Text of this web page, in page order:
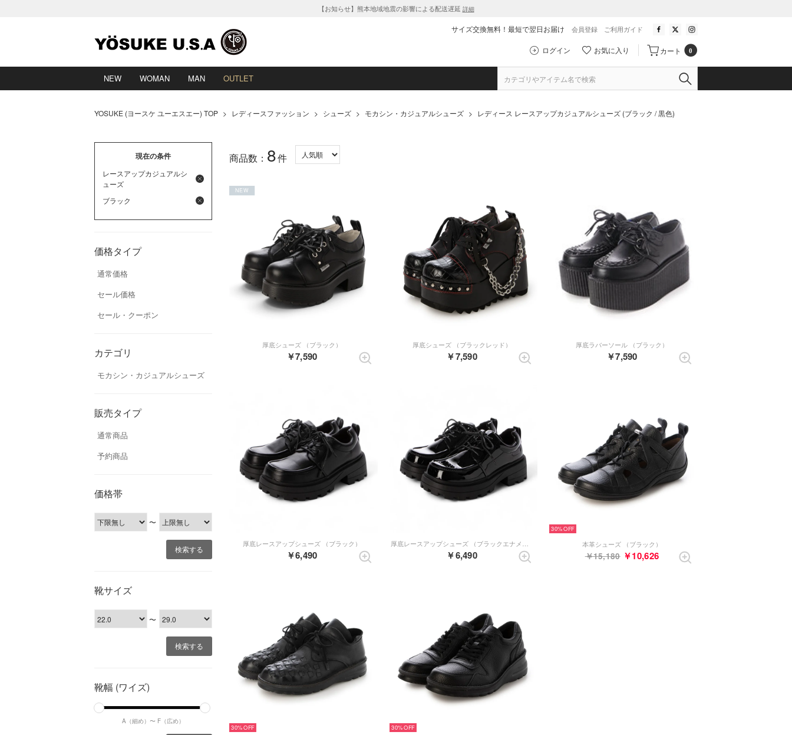
【お知らせ】熊本地域地震の影響による配送遅延 詳細
サイズ交換無料！最短で翌日お届け 会員登録 ご利用ガイド
ログイン お気に入り カート 0
NEW WOMAN MAN OUTLET
YOSUKE (ヨースケ ユーエスエー) TOP > レディースファッション > シューズ > モカシン・カジュアルシューズ > レディース レースアップカジュアルシューズ (ブラック / 黒色)
現在の条件
レースアップカジュアルシ
ューズ
ブラック
価格タイプ
通常価格
セール価格
セール・クーポン
カテゴリ
モカシン・カジュアルシューズ
販売タイプ
通常商品
予約商品
価格帯
〜
靴サイズ
〜
靴幅 (ワイズ)
A（細め）〜 F（広め）
商品数： 8件
NEW
厚底シューズ （ブラック）
￥7,590
厚底シューズ （ブラックレッド）
￥7,590
厚底ラバーソール （ブラック）
￥7,590
厚底レースアップシューズ （ブラック）
￥6,490 ￥6,490
30%
本革シューズ （ブラック）
￥15,180 ￥10,626
30% 30%